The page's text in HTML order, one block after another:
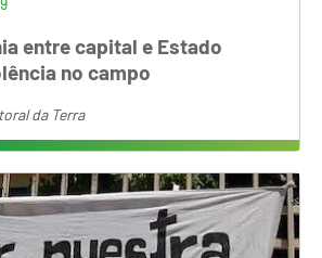
entre capital e Estado
no campo
da Terra